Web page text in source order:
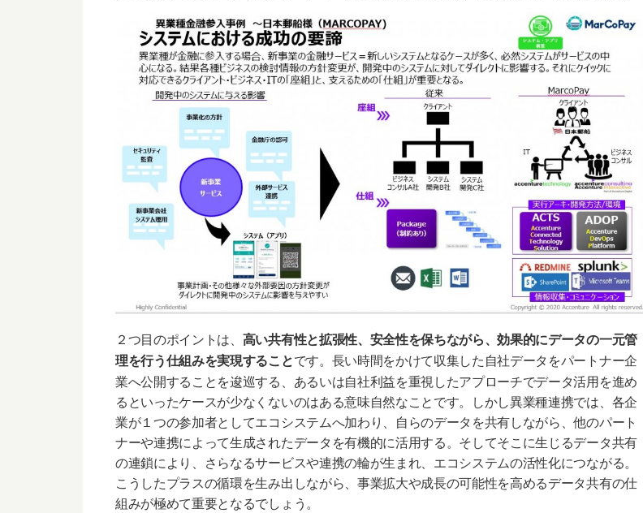
２つ目のポイントは、 高い共有性と拡張性、安全性を保ちながら、効果的にデータの一元管
理を行う仕組みを実現することです。長い時間をかけて収集した自社データをパートナー企
業へ公開することを逡巡する、あるいは自社利益を重視したアプローチでデータ活用を進め
るといったケースが少なくないのはある意味自然なことです。しかし異業種連携では、各企
業が１つの参加者としてエコシステムへ加わり、自らのデータを共有しながら、他のパート
ナーや連携によって生成されたデータを有機的に活用する。そしてそこに生じるデータ共有
の連鎖により、さらなるサービスや連携の輪が生まれ、エコシステムの活性化につながる。
こうしたプラスの循環を生み出しながら、事業拡大や成長の可能性を高めるデータ共有の仕
組みが極めて重要となるでしょう。